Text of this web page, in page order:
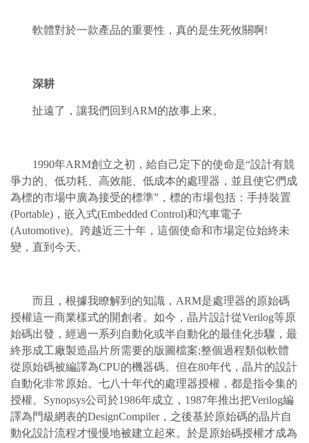
軟體對於一款產品的重要性，真的是生死攸關啊!
深耕
扯遠了，讓我們回到ARM的故事上來。
1990年ARM創立之初，給自己定下的使命是“設計有競
爭力的、低功耗、高效能、低成本的處理器，並且使它們成
為標的市場中廣為接受的標準”，標的市場包括：手持裝置
(Portable)，嵌入式(Embedded Control)和汽車電子
(Automotive)。跨越近三十年，這個使命和市場定位始終未
變，直到今天。
而且，根據我瞭解到的知識，ARM是處理器的原始碼
授權這一商業樣式的開創者。如今，晶片設計從Verilog等原
始碼出發，經過一系列自動化或半自動化的最佳化步驟，最
終形成工廠製造晶片所需要的版圖檔案;整個過程類似軟體
從原始碼被編譯為CPU的機器碼。但在80年代，晶片的設計
自動化非常原始。七八十年代的處理器授權，都是指令集的
授權。Synopsys公司於1986年成立，1987年推出把Verilog編
譯為門級網表的DesignCompiler，之後基於原始碼的晶片自
動化設計流程才慢慢地被建立起來。於是原始碼授權才成為